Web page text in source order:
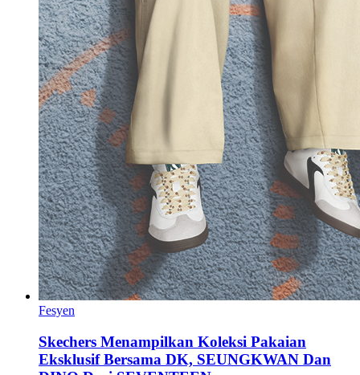
Fesyen
Skechers Menampilkan Koleksi Pakaian
Eksklusif Bersama DK, SEUNGKWAN Dan